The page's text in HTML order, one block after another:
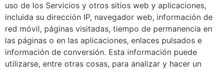
uso de los Servicios y otros sitios web y aplicaciones,
incluida su dirección IP, navegador web, información de
red móvil, páginas visitadas, tiempo de permanencia en
las páginas o en las aplicaciones, enlaces pulsados e
información de conversión. Esta información puede
utilizarse, entre otras cosas, para analizar y hacer un